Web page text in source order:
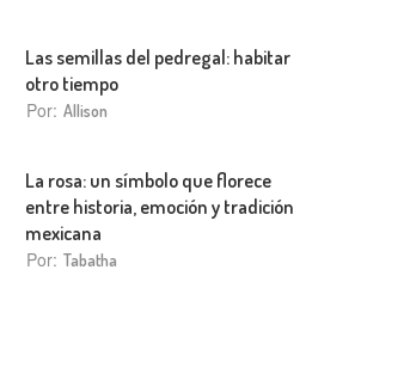
Las semillas del pedregal: habitar
otro tiempo
Por: Allison
La rosa: un símbolo que florece
entre historia, emoción y tradición
mexicana
Por: Tabatha